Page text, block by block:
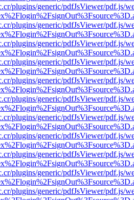
plugins/generic/pdfJsViewer/pdf.js/
plugins/generic/pdfJsViewer/pdf.js/
plugins/generic/pdfJsViewer/pdf.js/
plugins/generic/pdfJsViewer/pdf.js/
plugins/generic/pdfJsViewer/pdf.js/
plugins/generic/pdfJsViewer/pdf.js/
plugins/generic/pdfJsViewer/pdf.js/
plugins/generic/pdfJsViewer/pdf.js/
plugins/generic/pdfJsViewer/pdf.js/
plugins/generic/pdfJsViewer/pdf.js/
plugins/generic/pdfJsViewer/pdf.js/